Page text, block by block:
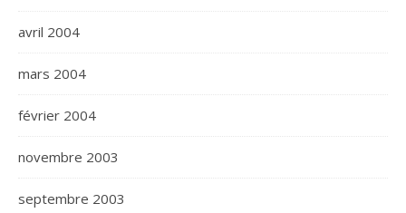
avril 2004
mars 2004
février 2004
novembre 2003
septembre 2003